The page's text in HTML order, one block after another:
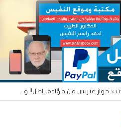
دكتور أحمد راسم النفيس يكتب: جواز عتريس من فؤادة باطل!! وجواز براقش من حُنين فاشل!!